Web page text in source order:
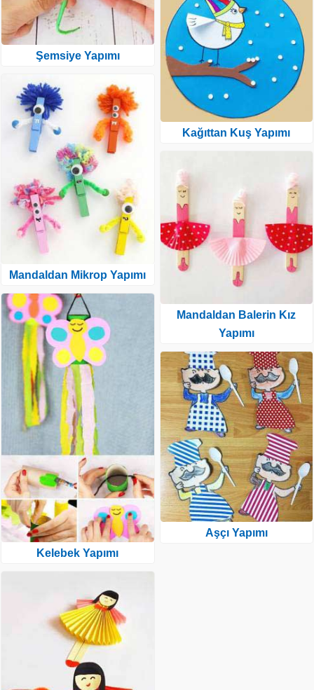
Şemsiye Yapımı
Mandaldan Mikrop Yapımı
Kelebek Yapımı
Kağıttan Kuş Yapımı
Mandaldan Balerin Kız
Yapımı
Aşçı Yapımı